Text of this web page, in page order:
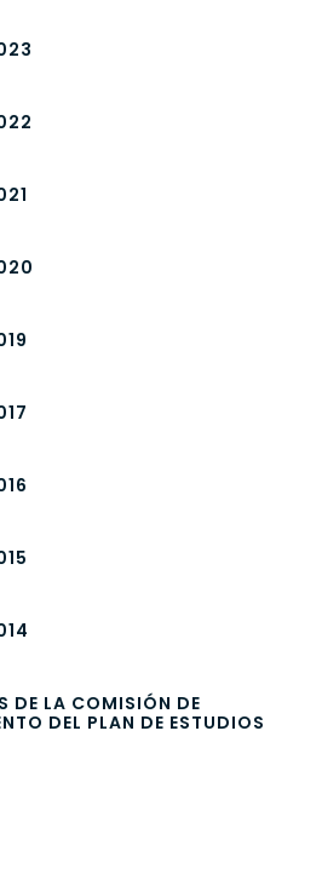
DE LA COMISIÓN DE
DEL PLAN DE ESTUDIOS